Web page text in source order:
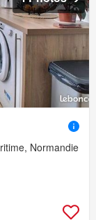
Normandie